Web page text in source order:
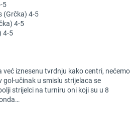
5
(Grčka) 4-5
4-5
4-5
već iznesenu tvrdnju kako centri, nećemo
gol-učinak u smislu strijelaca se
strijelci na turniru oni koji su u 8